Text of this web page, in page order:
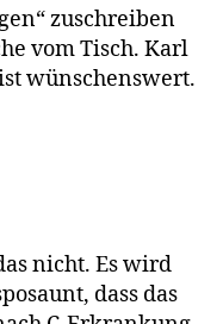
zuschreiben
vom Tisch. Karl
wünschenswert.
nicht. Es wird
dass das